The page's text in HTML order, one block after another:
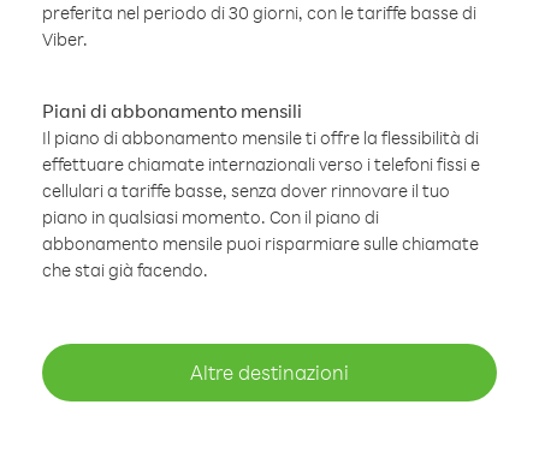
preferita nel periodo di 30 giorni, con le tariffe basse di
Viber.
Piani di abbonamento mensili
Il piano di abbonamento mensile ti offre la flessibilità di
effettuare chiamate internazionali verso i telefoni fissi e
cellulari a tariffe basse, senza dover rinnovare il tuo
piano in qualsiasi momento. Con il piano di
abbonamento mensile puoi risparmiare sulle chiamate
che stai già facendo.
Altre destinazioni